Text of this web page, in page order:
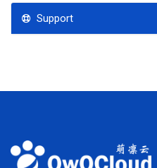
Support